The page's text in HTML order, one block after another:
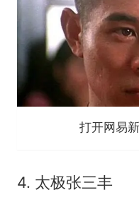
打开网易
4. 太极张三丰